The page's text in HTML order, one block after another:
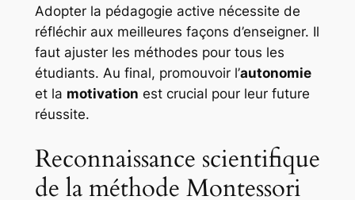
Adopter la pédagogie active nécessite de
réfléchir aux meilleures façons d’enseigner. Il
faut ajuster les méthodes pour tous les
étudiants. Au final, promouvoir l’autonomie
et la motivation est crucial pour leur future
réussite.
Reconnaissance scientifique
de la méthode Montessori